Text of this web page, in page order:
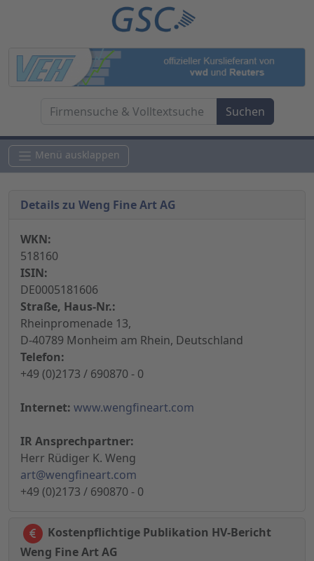
Menü ausklappen
Details zu Weng Fine Art AG
WKN:
518160
ISIN:
DE0005181606
Straße, Haus-Nr.:
Rheinpromenade 13,
D-40789 Monheim am Rhein, Deutschland
Telefon:
+49 (0)2173 / 690870 - 0
Internet: www.wengfineart.com
IR Ansprechpartner:
Herr Rüdiger K. Weng
art@wengfineart.com
+49 (0)2173 / 690870 - 0
Kostenpflichtige Publikation HV-Bericht
Weng Fine Art AG